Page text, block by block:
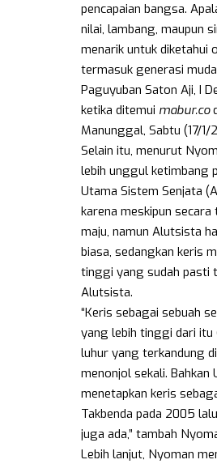
pencapaian bangsa.
nilai, lambang, maupun
menarik untuk diketahui
termasuk generasi
Paguyuban Saton Aji, I
ketika ditemui mabur.co
Manunggal, Sabtu (17/1/
Selain itu, menurut
lebih unggul ketimbang
Utama Sistem Senjata
karena meskipun
maju, namun Alutsista
biasa, sedangkan keris
tinggi yang sudah pasti
Alutsista.
“Keris sebagai sebuah
yang lebih tinggi dari itu
luhur yang terkandung
menonjol sekali. Bahkan
menetapkan keris
Takbenda pada 2005
juga ada,” tambah
Lebih lanjut, Nyoman